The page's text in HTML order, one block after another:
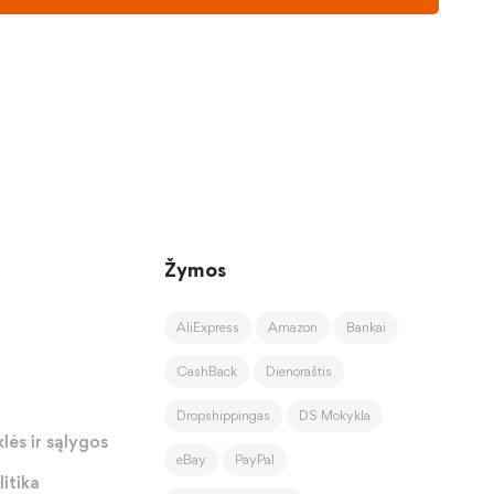
ir sąlygos
Žymos
AliExpress Amazon Bankai
CashBack Dienoraštis
Dropshippingas DS Mokykla
eBay PayPal